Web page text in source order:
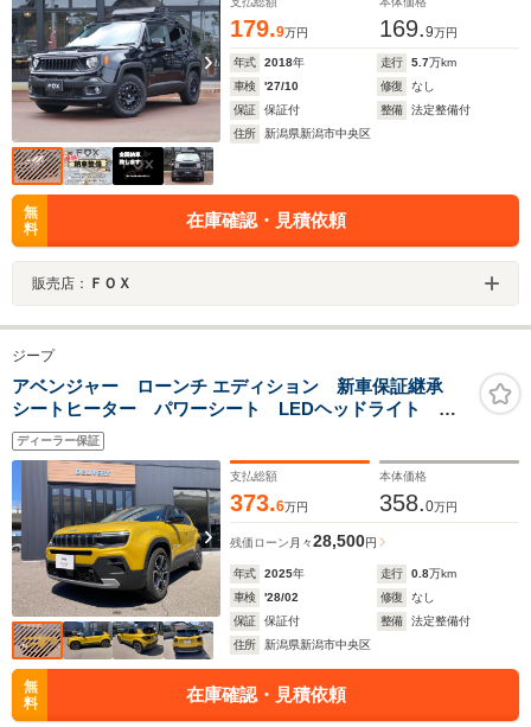
179.9万円 169.9万円
年式 2018年 走行 5.7万km
車検
'27/10 修復
なし
保証
保証付 整備
法定整備付
住所
新潟県新潟市中央区
無
料
在庫確認・見積依頼
販売店： ＦＯＸ
ジープ
アベンジャー ローンチ エディション 新車保証継承
シートヒーター パワーシート LEDヘッドライト ア
ダクティブクルーズコントロール 純正ナビ バックカ
メラ
ディーラー保証
支払総額
373.6万円
本体価格
358.0万円
残価ローン 月々28,500円
年式 2025年 走行 0.8万km
車検
'28/02 修復
なし
保証
保証付 整備
法定整備付
住所
新潟県新潟市中央区
無
料
在庫確認・見積依頼